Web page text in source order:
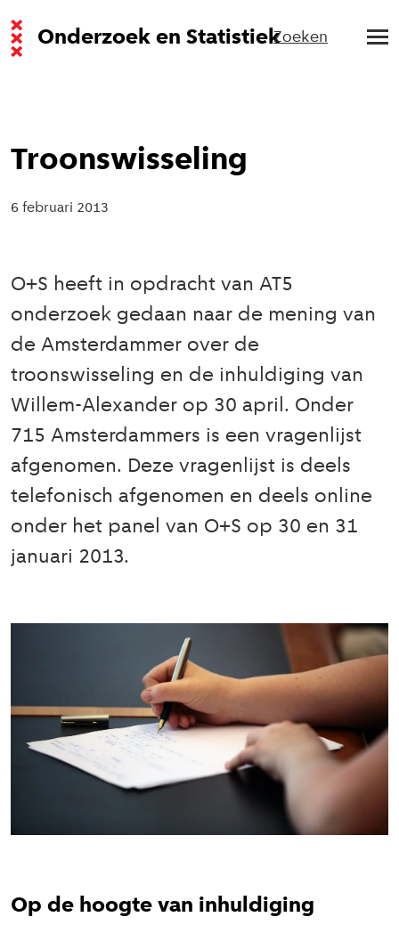
Onderzoek en StatistiekZoeken
Troonswisseling
6 februari 2013
O+S heeft in opdracht van AT5
onderzoek gedaan naar de mening van
de Amsterdammer over de
troonswisseling en de inhuldiging van
Willem-Alexander op 30 april. Onder
715 Amsterdammers is een vragenlijst
afgenomen. Deze vragenlijst is deels
telefonisch afgenomen en deels online
onder het panel van O+S op 30 en 31
januari 2013.
Op de hoogte van inhuldiging